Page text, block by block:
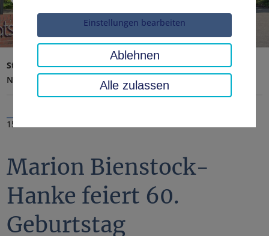
Startseite Landratsamt, Landkreis
Aktuelles
Nachrichten
15.04.2020
Marion Bienstock-
Hanke feiert 60.
Geburtstag
Einstellungen bearbeiten
Ablehnen
Alle zulassen